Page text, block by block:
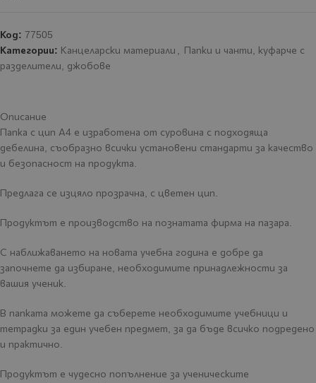
Код: 77505
Категории: Канцеларски материали
Папки и чанти, куфарче с
разделители, джобове
Описание
Папка с цип А4 е изработена от суровина с подходяща
дебелина, съобразно всички установени стандарти за качество
и безопасност на продукта.
Предлага се изцяло прозрачна, с цветен цип.
Продуктът е производство на познатата фирма на пазара.
С наближаването на новата учебна година е добре да
започнете да избиране, необходимите принадлежности за
вашия ученик.
В папката можете да съберете необходимите учебници и
тетрадки за един учебен предмет, за да бъде всичко подредено
и практично.
Продуктът е чудесно попълнение за ученическите